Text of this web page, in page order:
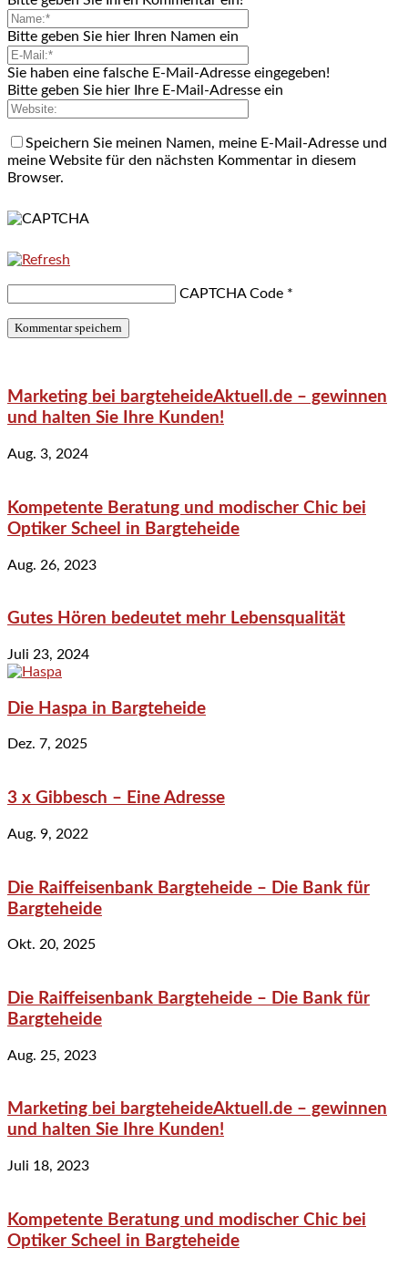
Bitte geben Sie hier Ihren Namen ein
Sie haben eine falsche E-Mail-Adresse eingegeben!
Bitte geben Sie hier Ihre E-Mail-Adresse ein
Speichern Sie meinen Namen, meine E-Mail-Adresse und
meine Website für den nächsten Kommentar in diesem
Browser.
CAPTCHA Code *
Marketing bei bargteheideAktuell.de – gewinnen
und halten Sie Ihre Kunden!
Aug. 3, 2024
Kompetente Beratung und modischer Chic bei
Optiker Scheel in Bargteheide
Aug. 26, 2023
Gutes Hören bedeutet mehr Lebensqualität
Juli 23, 2024
Die Haspa in Bargteheide
Dez. 7, 2025
3 x Gibbesch – Eine Adresse
Aug. 9, 2022
Die Raiffeisenbank Bargteheide – Die Bank für
Bargteheide
Okt. 20, 2025
Die Raiffeisenbank Bargteheide – Die Bank für
Bargteheide
Aug. 25, 2023
Marketing bei bargteheideAktuell.de – gewinnen
und halten Sie Ihre Kunden!
Juli 18, 2023
Kompetente Beratung und modischer Chic bei
Optiker Scheel in Bargteheide